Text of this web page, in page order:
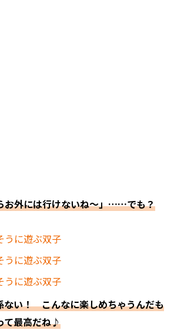
お外には行けないね～」……でも？
ない！ こんなに楽しめちゃうんだも
て最高だね♪